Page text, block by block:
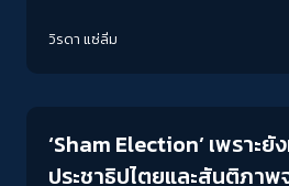
วิรดา แซ่ลิ่ม
‘Sham Election’ เพราะยั
ประชาธิปไตยและสันติภาพ